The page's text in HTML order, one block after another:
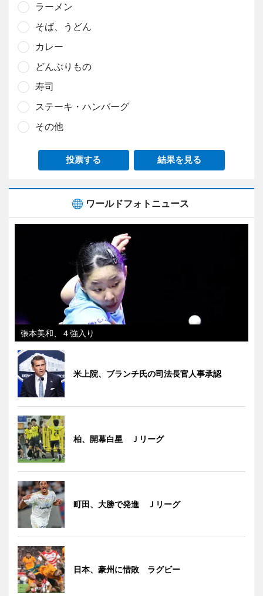
ラーメン
そば、うどん
カレー
どんぶりもの
寿司
ステーキ・ハンバーグ
その他
投票する 結果を見る
ワールドフォトニュース
張本美和、４強入り
米上院、ブランチ氏の司法長官人事承認
柏、開幕白星 Ｊリーグ
町田、大勝で発進 Ｊリーグ
日本、豪州に惜敗 ラグビー